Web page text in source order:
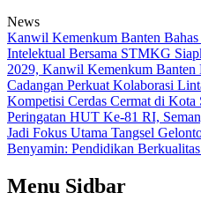
News
Kanwil Kemenkum Banten Bahas
Intelektual Bersama STMKG
2029, Kanwil Kemenkum Banten
Cadangan Perkuat Kolaborasi
Kompetisi Cerdas Cermat di Kota
Peringatan HUT Ke-81 RI,
Jadi Fokus Utama Tangsel
Benyamin: Pendidikan
Menu Sidbar